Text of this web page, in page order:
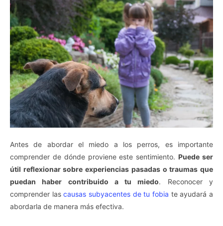
Antes de abordar el miedo a los perros, es importante
comprender de dónde proviene este sentimiento. Puede ser
útil reflexionar sobre experiencias pasadas o traumas que
puedan haber contribuido a tu miedo. Reconocer y
comprender lascausas subyacentes de tu fobia te ayudará a
abordarla de manera más efectiva.